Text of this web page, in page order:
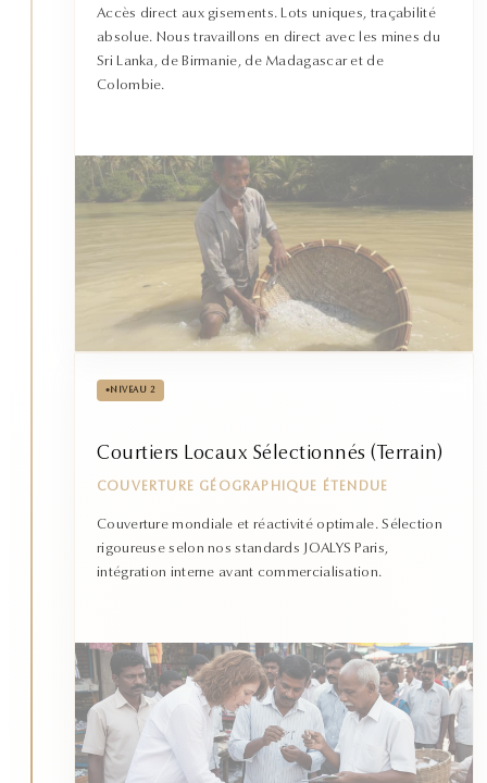
Accès direct aux gisements. Lots uniques, traçabilité
absolue. Nous travaillons en direct avec les mines du
Sri Lanka, de Birmanie, de Madagascar et de
Colombie.
• NIVEAU 2
Courtiers Locaux Sélectionnés (Terrain)
COUVERTURE GÉOGRAPHIQUE ÉTENDUE
Couverture mondiale et réactivité optimale. Sélection
rigoureuse selon nos standards JOALYS Paris,
intégration interne avant commercialisation.